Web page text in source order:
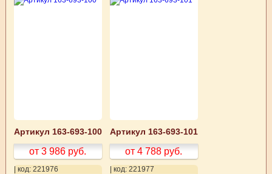
Артикул 163-693-100
от 3 986 руб.
Артикул 163-693-101
от 4 788 руб.
| код: 221976 | код: 221977